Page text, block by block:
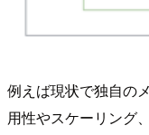
例えば現状で独自の
用性やスケーリング